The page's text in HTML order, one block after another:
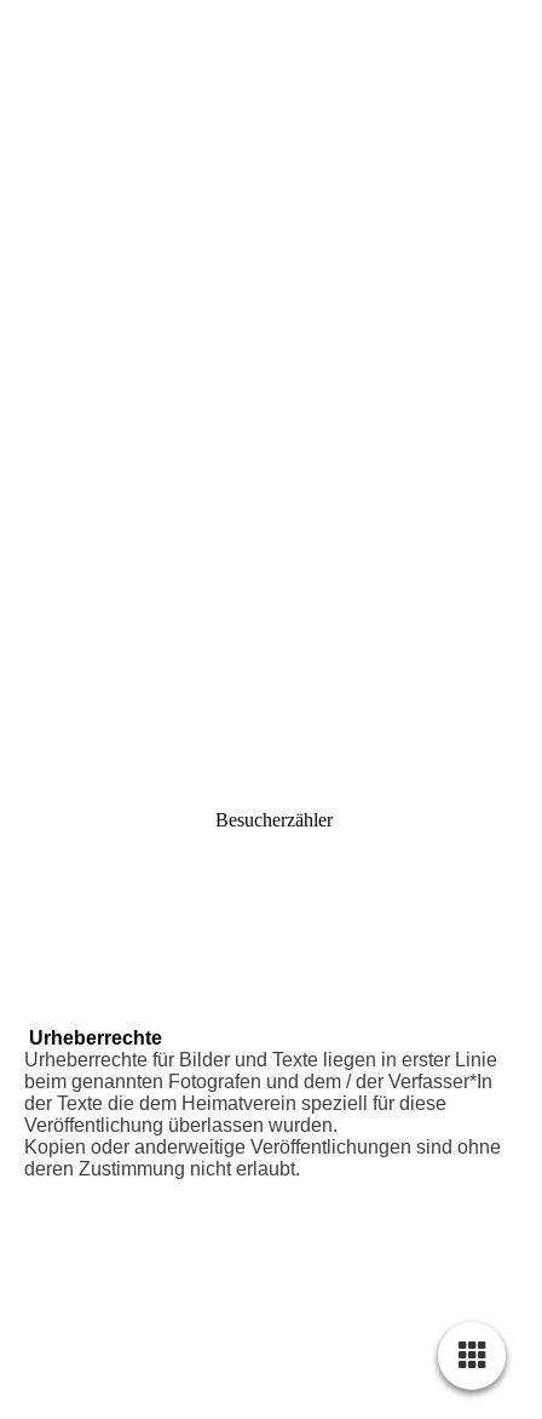
Besucherzähler
Urheberrechte
Urheberrechte für Bilder und Texte liegen in erster Linie
beim genannten Fotografen und dem / der Verfasser*In
der Texte die dem Heimatverein speziell für diese
Veröffentlichung überlassen wurden.
Kopien oder anderweitige Veröffentlichungen sind ohne
deren Zustimmung nicht erlaubt.